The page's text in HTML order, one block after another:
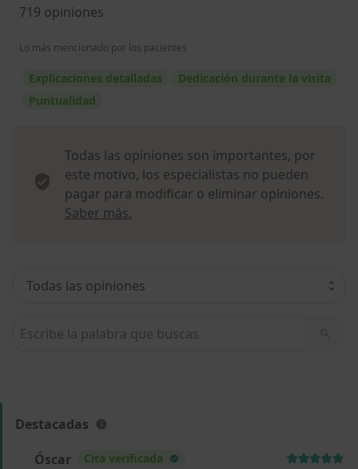
719 opiniones
Lo más mencionado por los pacientes
Explicaciones detalladas
Dedicación durante la visita
Puntualidad
Todas las opiniones son importantes, por
este motivo, los especialistas no pueden
pagar para modificar o eliminar opiniones.
Saber más.
Busca en opiniones
Destacadas
Óscar Cita verificada